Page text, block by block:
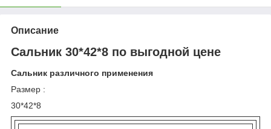
Описание
Сальник 30*42*8 по выгодной цене
Сальник различного применения
Размер :
30*42*8